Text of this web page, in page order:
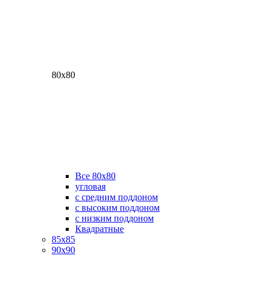
80х80
Все 80х80
угловая
с средним поддоном
с высоким поддоном
с низким поддоном
Квадратные
85х85
90х90